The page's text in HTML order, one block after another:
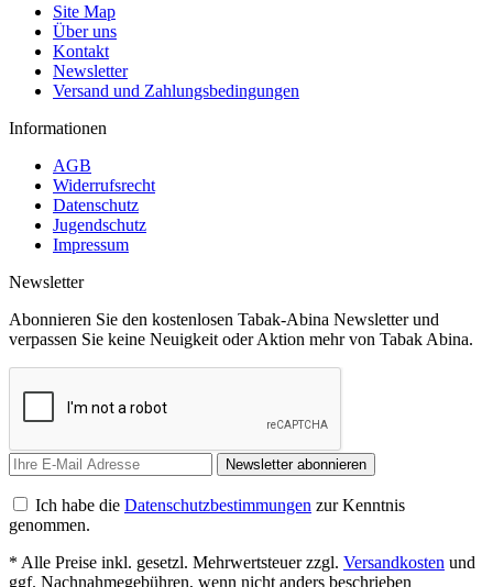
Site Map
Über uns
Kontakt
Newsletter
Versand und Zahlungsbedingungen
Informationen
AGB
Widerrufsrecht
Datenschutz
Jugendschutz
Impressum
Newsletter
Abonnieren Sie den kostenlosen Tabak-Abina Newsletter und
verpassen Sie keine Neuigkeit oder Aktion mehr von Tabak Abina.
Newsletter abonnieren
Ich habe die Datenschutzbestimmungen zur Kenntnis
genommen.
* Alle Preise inkl. gesetzl. Mehrwertsteuer zzgl. Versandkosten und
ggf. Nachnahmegebühren, wenn nicht anders beschrieben